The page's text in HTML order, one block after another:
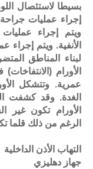
بسيطا لاستئصال
إجراء عمليات
ويتم إجراء
الأنفية. ويتم إجراء
لبناء المناطق
الأورام
عمرية. وتتشكل
الأورام تكون غير
الرغم من ذلك قلما
التهاب الأذن الداخلية
جهاز دهليزي